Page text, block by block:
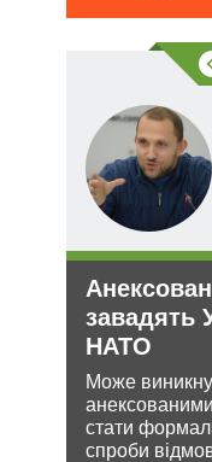
завадять
НАТО
Може
стати
спроби